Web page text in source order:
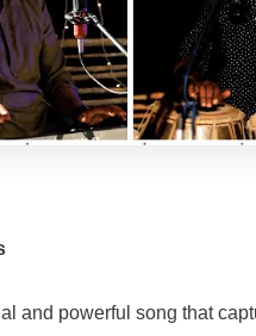
and powerful song that